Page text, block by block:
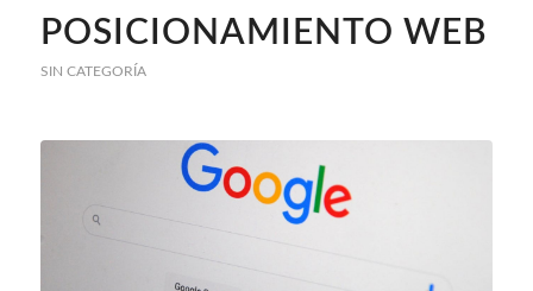
POSICIONAMIENTO WEB
SIN CATEGORÍA